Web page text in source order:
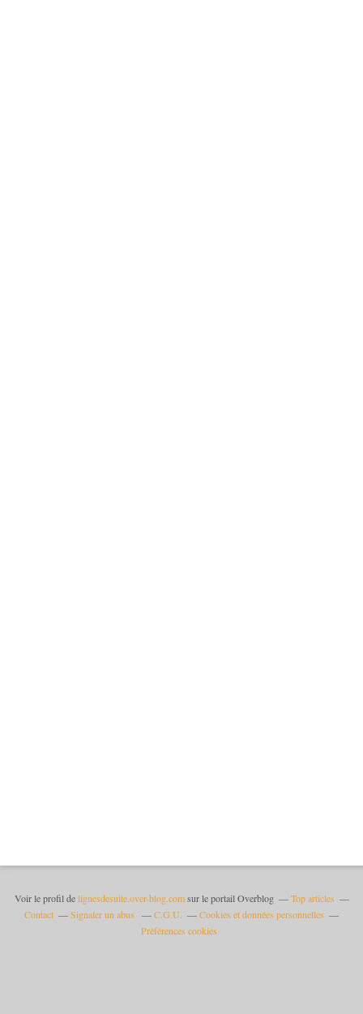
Voir le profil delignesdesuite.over-blog.comsur le portail Overblog
Top articles
Contact
Signaler un abus C.G.U.
Cookies et données personnelles
Préférences cookies